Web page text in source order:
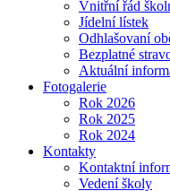
Vnitřní řád
Jídelní lístek
Odhlašovaní
Bezplatné
Aktuální
Fotogalerie
Rok 2026
Rok 2025
Rok 2024
Kontakty
Kontaktní
Vedení školy